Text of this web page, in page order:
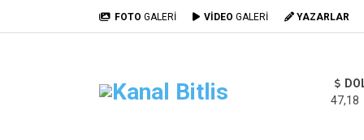
FOTO GALERİ VİDEO GALERİ YAZARLAR
47,18